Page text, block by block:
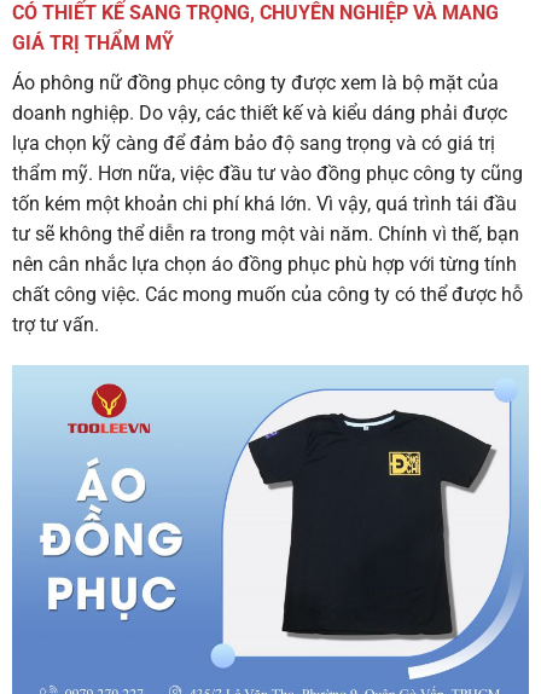
CÓ THIẾT KẾ SANG TRỌNG, CHUYÊN NGHIỆP VÀ MANG
GIÁ TRỊ THẨM MỸ
Áo phông nữ đồng phục công ty được xem là bộ mặt của
doanh nghiệp. Do vậy, các thiết kế và kiểu dáng phải được
lựa chọn kỹ càng để đảm bảo độ sang trọng và có giá trị
thẩm mỹ. Hơn nữa, việc đầu tư vào đồng phục công ty cũng
tốn kém một khoản chi phí khá lớn. Vì vậy, quá trình tái đầu
tư sẽ không thể diễn ra trong một vài năm. Chính vì thế, bạn
nên cân nhắc lựa chọn áo đồng phục phù hợp với từng tính
chất công việc. Các mong muốn của công ty có thể được hỗ
trợ tư vấn.